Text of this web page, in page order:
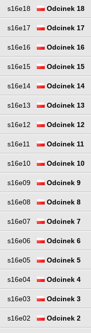
s16e18 Odcinek 18
s16e17 Odcinek 17
s16e16 Odcinek 16
s16e15 Odcinek 15
s16e14 Odcinek 14
s16e13 Odcinek 13
s16e12 Odcinek 12
s16e11 Odcinek 11
s16e10 Odcinek 10
s16e09 Odcinek 9
s16e08 Odcinek 8
s16e07 Odcinek 7
s16e06 Odcinek 6
s16e05 Odcinek 5
s16e04 Odcinek 4
s16e03 Odcinek 3
s16e02 Odcinek 2